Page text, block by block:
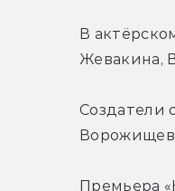
В
Жевакина,
Создатели
Ворожищев
Премьера